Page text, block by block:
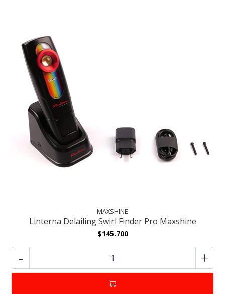
MAXSHINE
Linterna Delailing Swirl Finder Pro Maxshine
$145.700
- +